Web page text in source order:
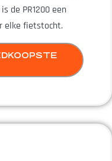
de PR1200 een
elke fietstocht.